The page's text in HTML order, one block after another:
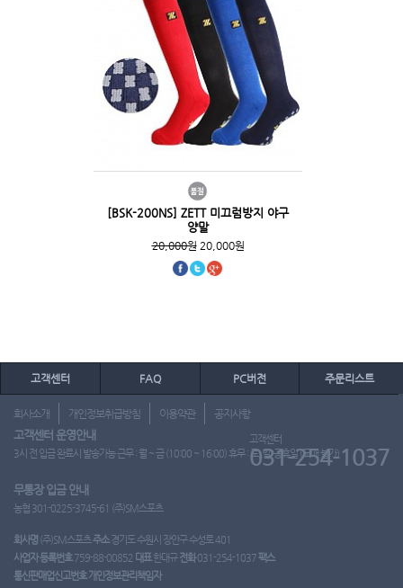
[BSK-200NS] ZETT 미끄럼방지 야구
양말
20,000원20,000원
고객센터 FAQ PC버전 주문리스트
회사소개 개인정보취급방침 이용약관 공지사항
고객센터 운영안내
3시 전 입금 완료시 발송가능 근무 : 월 ~ 금 (10:00 ~ 16:00) 휴무 : 토, 일, 공휴일 (도매 불가)
고객센터
031-254-1037
무통장 입금 안내
농협 301-0225-3745-61 (주)SM스포츠
회사명 (주)SM스포츠주소경기도 수원시 장안구 수성로 401
사업자 등록번호759-88-00852 대표한대규 전화031-254-1037팩스
통신판매업신고번호 개인정보관리책임자